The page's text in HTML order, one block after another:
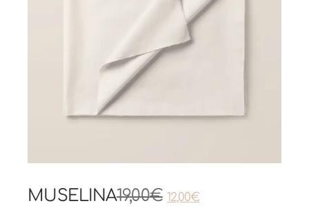
MUSELINA19,00€ 12,00€